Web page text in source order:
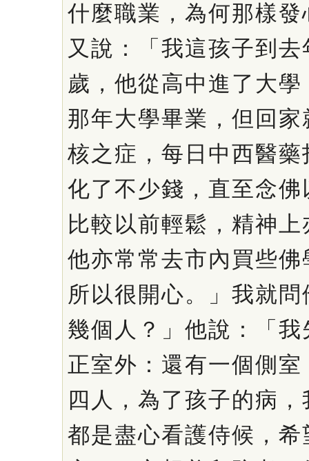
什麼職業，為何那樣
又說：「我這孩子到
歲，他從高中進了大
那年大學畢業，但回
核之症，每日中西醫
化了不少錢，直至念
比較以前輕鬆，精神
他亦常常去市內買些
所以很開心。」我就
幾個人？」他說：「
正室外：還有一個側
四人，為了孩子的病
都是盡心看護侍候，